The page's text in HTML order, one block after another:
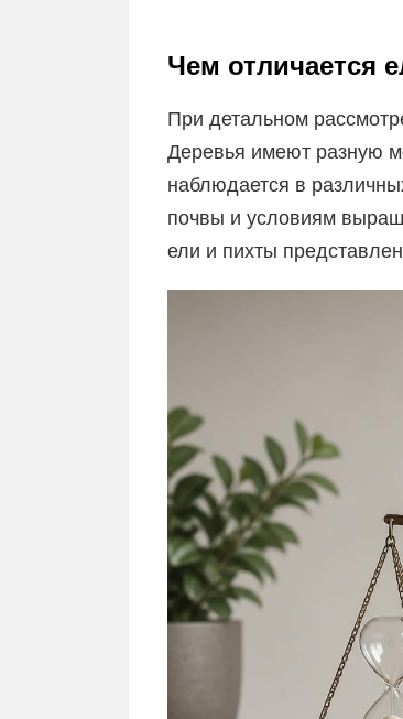
Чем отличается
При детальном
Деревья имеют разную
наблюдается в
почвы и условиям
ели и пихты